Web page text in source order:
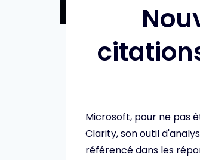
Microsoft, pour ne pas
Clarity, son outil
référencé dans les